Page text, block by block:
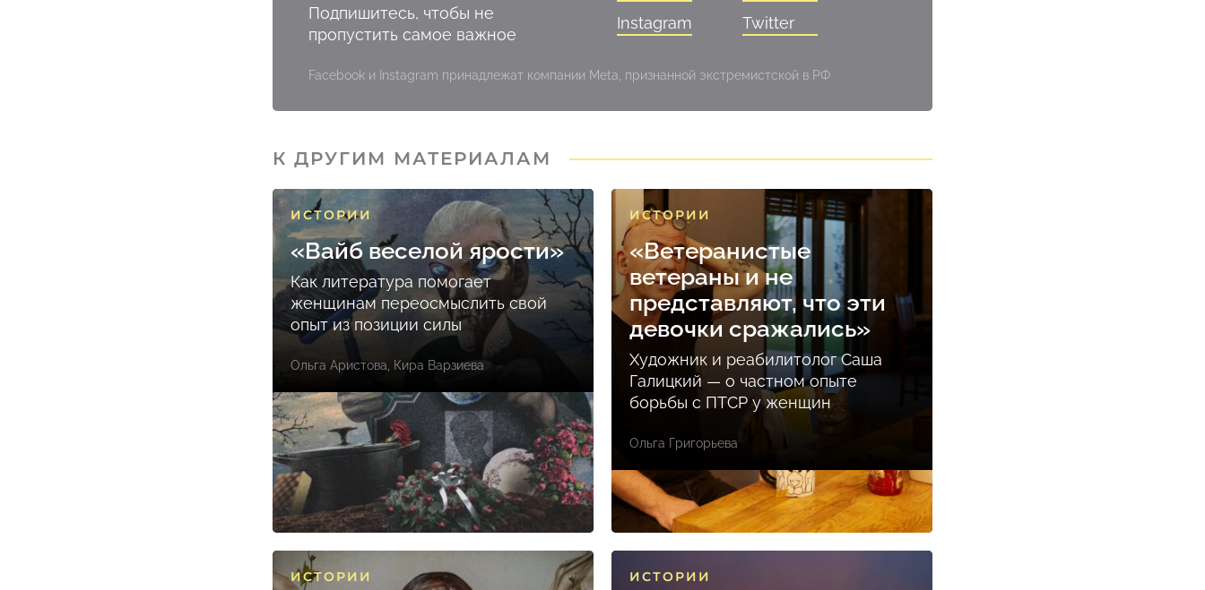
Подпишитесь, чтобы не
пропустить самое важное
Instagram
Twitter
Facebook и Instagram принадлежат компании Meta, признанной экстремистской в РФ
К ДРУГИМ МАТЕРИАЛАМ
ИСТОРИИ
«Вайб веселой ярости»
Как литература помогает
женщинам переосмыслить свой
опыт из позиции силы
Ольга Аристова Кира Варзиева
ИСТОРИИ
«Ветеранистые
ветераны и не
представляют, что эти
девочки сражались»
Художник и реабилитолог Саша
Галицкий — о частном опыте
борьбы с ПТСР у женщин
Ольга Григорьева
ИСТОРИИ ИСТОРИИ